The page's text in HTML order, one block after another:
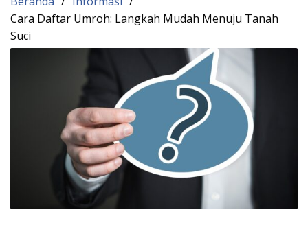
Cara Daftar Umroh: Langkah Mudah Menuju Tanah
Suci